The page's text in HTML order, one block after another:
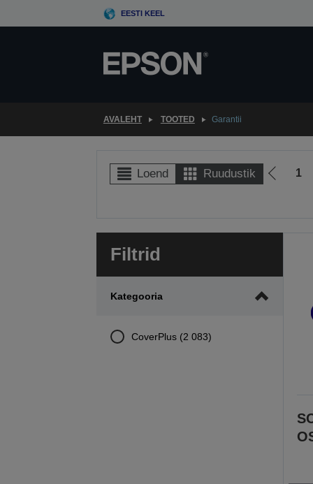
to
EESTI KEEL
AVALEHT TOOTED Garantii
Loend Ruudustik
Liigu
1
Filtrid
Kategooria
CoverPlus (2 083)